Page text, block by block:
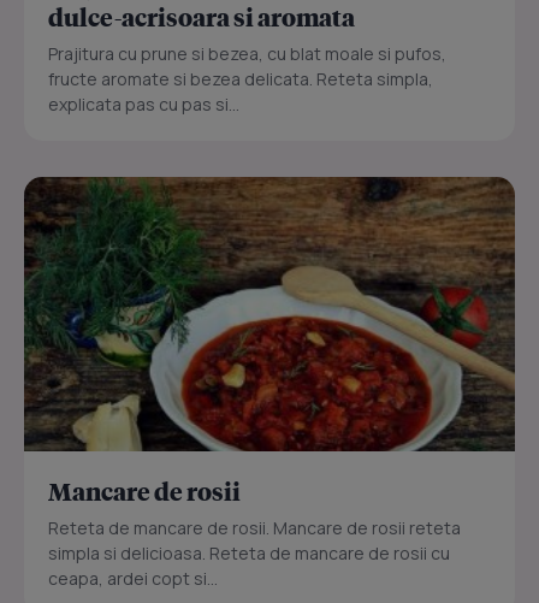
dulce-acrisoara si aromata
Prajitura cu prune si bezea, cu blat moale si pufos,
fructe aromate si bezea delicata. Reteta simpla,
explicata pas cu pas si...
Mancare de rosii
Reteta de mancare de rosii. Mancare de rosii reteta
simpla si delicioasa. Reteta de mancare de rosii cu
ceapa, ardei copt si...